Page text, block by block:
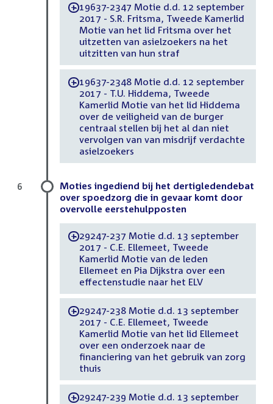
-19637-2347 Motie d.d. 12 september
2017 - S.R. Fritsma, Tweede Kamerlid
Motie van het lid Fritsma over het
uitzetten van asielzoekers na het
uitzitten van hun straf
-19637-2348 Motie d.d. 12 september
2017 - T.U. Hiddema, Tweede
Kamerlid Motie van het lid Hiddema
over de veiligheid van de burger
centraal stellen bij het al dan niet
vervolgen van van misdrijf verdachte
asielzoekers
Moties ingediend bij het dertigledendebat
over spoedzorg die in gevaar komt door
overvolle eerstehulpposten
-29247-237 Motie d.d. 13 september
2017 - C.E. Ellemeet, Tweede
Kamerlid Motie van de leden
Ellemeet en Pia Dijkstra over een
effectenstudie naar het ELV
-29247-238 Motie d.d. 13 september
2017 - C.E. Ellemeet, Tweede
Kamerlid Motie van het lid Ellemeet
over een onderzoek naar de
financiering van het gebruik van zorg
thuis
-29247-239 Motie d.d. 13 september
6